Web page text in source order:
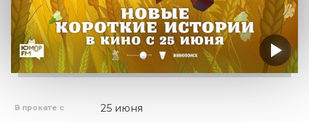
В прокате с 25 июня